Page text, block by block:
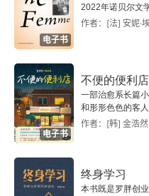
撰写的导读中，托马
利西斯》《伪币制造
性之激进” 开创了一代
认为的 “人” 与 “狼”
中有一段非常经典的论
随心所欲地发展极少数
知识与技能，将其糅合
而勾勒出一个单独的
电子书
2022年诺贝尔文
作者：[法] 安妮·
电子书
不便的便利店
一部治愈系长篇
和形形色色的客人
作者：[韩] 金浩然
终身学习
本书既是罗胖创